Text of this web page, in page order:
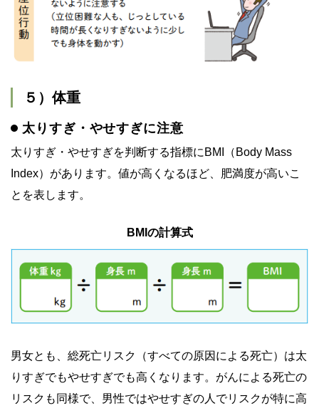
５）体重
太りすぎ・やせすぎに注意
太りすぎ・やせすぎを判断する指標にBMI（Body Mass
Index）があります。値が高くなるほど、肥満度が高いこ
とを表します。
BMIの計算式
男女とも、総死亡リスク（すべての原因による死亡）は太
りすぎでもやせすぎでも高くなります。がんによる死亡の
リスクも同様で、男性ではやせすぎの人でリスクが特に高